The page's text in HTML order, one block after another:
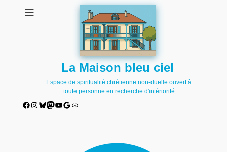
La Maison bleu ciel
Espace de spiritualité chrétienne non-duelle ouvert à
toute personne en recherche d'intériorité
Facebook
Instagram
Bluesky
Mastodon
YouTube
Google
Lien